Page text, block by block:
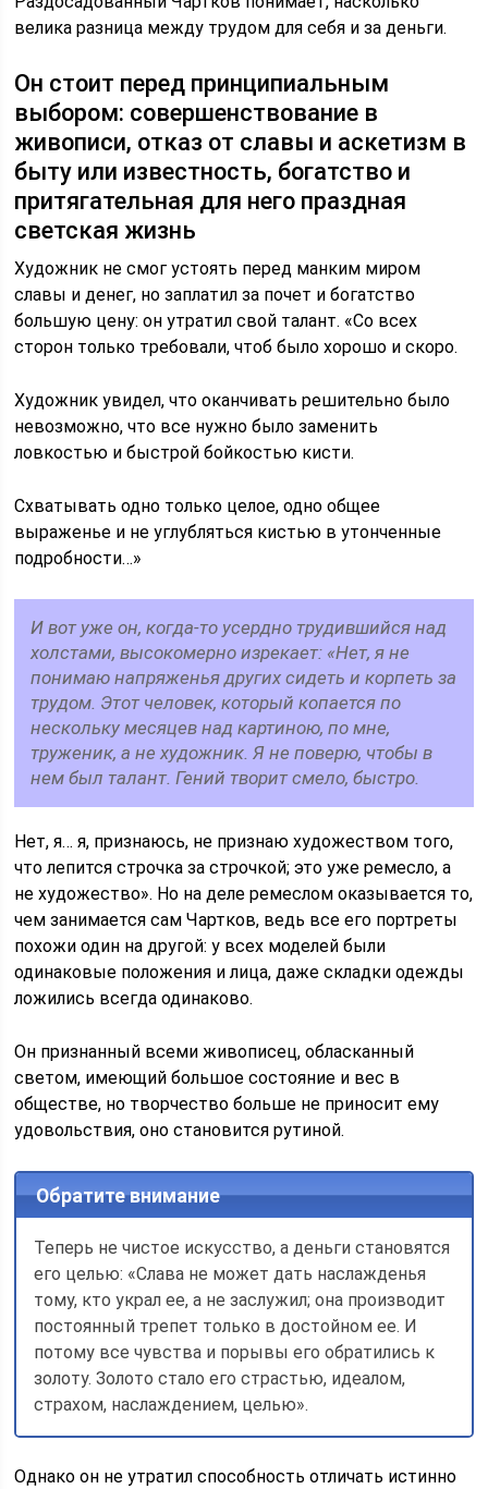
велика разница между трудом для себя и за деньги.
Он стоит перед принципиальным
выбором: совершенствование в
живописи, отказ от славы и аскетизм в
быту или известность, богатство и
притягательная для него праздная
светская жизнь
Художник не смог устоять перед манким миром
славы и денег, но заплатил за почет и богатство
большую цену: он утратил свой талант. «Со всех
сторон только требовали, чтоб было хорошо и скоро.
Художник увидел, что оканчивать решительно было
невозможно, что все нужно было заменить
ловкостью и быстрой бойкостью кисти.
Схватывать одно только целое, одно общее
выраженье и не углубляться кистью в утонченные
подробности…»
И вот уже он, когда-то усердно трудившийся над
холстами, высокомерно изрекает: «Нет, я не
понимаю напряженья других сидеть и корпеть за
трудом. Этот человек, который копается по
нескольку месяцев над картиною, по мне,
труженик, а не художник. Я не поверю, чтобы в
нем был талант. Гений творит смело, быстро.
Нет, я… я, признаюсь, не признаю художеством того,
что лепится строчка за строчкой; это уже ремесло, а
не художество». Но на деле ремеслом оказывается то,
чем занимается сам Чартков, ведь все его портреты
похожи один на другой: у всех моделей были
одинаковые положения и лица, даже складки одежды
ложились всегда одинаково.
Он признанный всеми живописец, обласканный
светом, имеющий большое состояние и вес в
обществе, но творчество больше не приносит ему
удовольствия, оно становится рутиной.
Обратите внимание
Теперь не чистое искусство, а деньги становятся
его целью: «Слава не может дать наслажденья
тому, кто украл ее, а не заслужил; она производит
постоянный трепет только в достойном ее. И
потому все чувства и порывы его обратились к
золоту. Золото стало его страстью, идеалом,
страхом, наслаждением, целью».
Однако он не утратил способность отличать истинно